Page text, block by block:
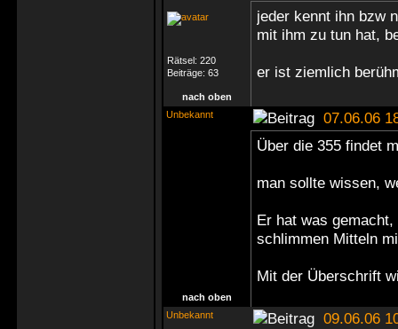
Rätsel: 220
Beiträge: 63
jeder kennt ihn bzw
mit ihm zu tun hat,
er ist ziemlich
nach oben
Unbekannt
07.06.06
Über die 355 findet
man sollte wissen,
Er hat was
schlimmen Mitteln
Mit der Überschrift
nach oben
Unbekannt
09.06.06